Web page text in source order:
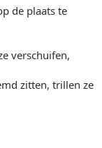
de plaats te
verschuifen,
zitten, trillen ze